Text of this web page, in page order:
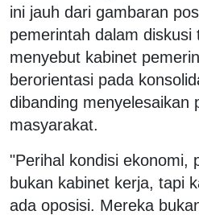
ini jauh dari gambaran
pemerintah dalam diskusi
menyebut kabinet
berorientasi pada
dibanding menyelesaikan
masyarakat.
"Perihal kondisi ekonomi,
bukan kabinet kerja, tapi
ada oposisi. Mereka